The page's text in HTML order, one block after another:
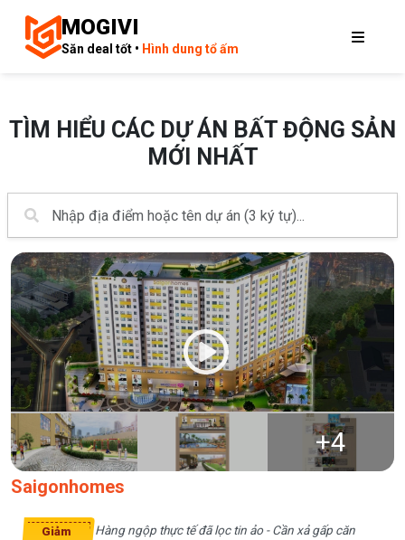
MOGIVI
Săn deal tốt • Hình dung tổ ấm
TÌM HIỂU CÁC DỰ ÁN BẤT ĐỘNG SẢN
MỚI NHẤT
+4
Saigonhomes
Giảm
Hàng ngộp thực tế đã lọc tin ảo - Cần xả gấp căn